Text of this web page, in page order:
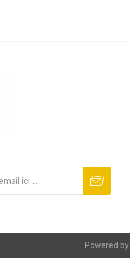
Powered by